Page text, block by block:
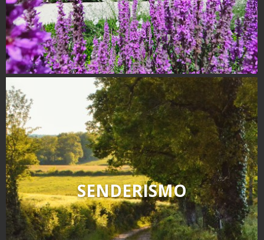
SENDERISMO